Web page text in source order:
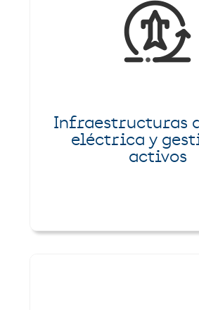
Infraestructuras
eléctrica y
activos